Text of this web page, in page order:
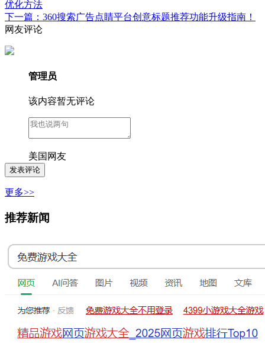
优化方法
下一篇：360搜索广告点睛平台创意标题推荐功能升级指南！
网友评论
管理员
该内容暂无评论
美国网友
更多>>
推荐新闻